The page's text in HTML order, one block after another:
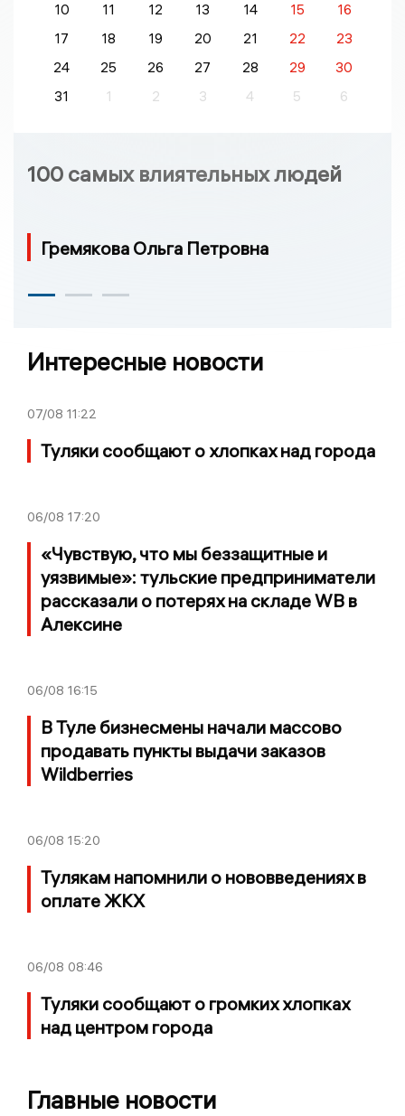
10
11 12 13 14 15
16
17
18 19 20 21 22
23
24
25 26 27 28 29
30
31
1 2 3 4 5 6
100 самых влиятельных людей
Гремякова Ольга Петровна
Интересные новости
07/08 11:22
Туляки сообщают о хлопках над города
06/08 17:20
«Чувствую, что мы беззащитные и
уязвимые»: тульские предприниматели
рассказали о потерях на складе WB в
Алексине
06/08 16:15
В Туле бизнесмены начали массово
продавать пункты выдачи заказов
Wildberries
06/08 15:20
Тулякам напомнили о нововведениях в
оплате ЖКХ
06/08 08:46
Туляки сообщают о громких хлопках
над центром города
Главные новости